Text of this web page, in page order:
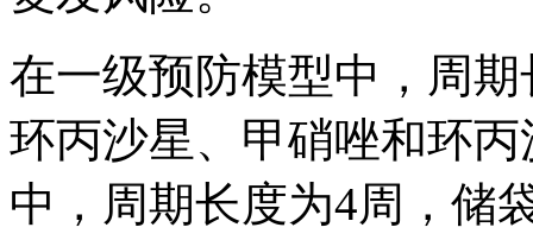
在一级预防模型中，周
环丙沙星、甲硝唑和环
中，周期长度为4周，储